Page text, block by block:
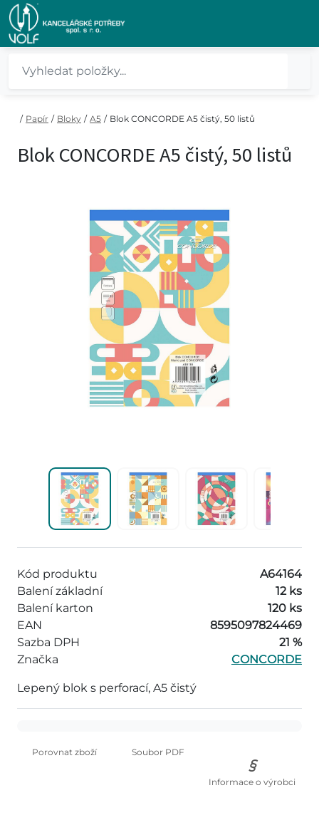
/ Papír / Bloky / A5 / Blok CONCORDE A5 čistý, 50 listů
Blok CONCORDE A5 čistý, 50 listů
Kód produktu
A64164
Balení základní
12 ks
Balení karton
120 ks
EAN
8595097824469
Sazba DPH
21 %
Značka
CONCORDE
Lepený blok s perforací, A5 čistý
Porovnat zboží Soubor PDF
Informace o výrobci